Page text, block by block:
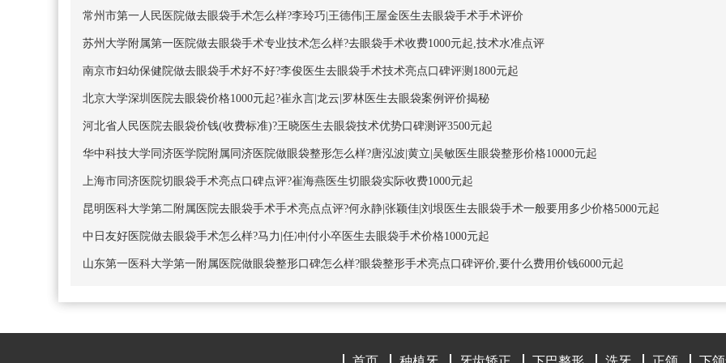
常州市第一人民医院做去眼袋手术怎么样?李玲巧|王德伟|王屋金医生去眼袋手术手术评价
苏州大学附属第一医院做去眼袋手术专业技术怎么样?去眼袋手术收费1000元起,技术水准点评
南京市妇幼保健院做去眼袋手术好不好?李俊医生去眼袋手术技术亮点口碑评测1800元起
北京大学深圳医院去眼袋价格1000元起?崔永言|龙云|罗林医生去眼袋案例评价揭秘
河北省人民医院去眼袋价钱(收费标准)?王晓医生去眼袋技术优势口碑测评3500元起
华中科技大学同济医学院附属同济医院做眼袋整形怎么样?唐泓波|黄立|吴敏医生眼袋整形价格10000元起
上海市同济医院切眼袋手术亮点口碑点评?崔海燕医生切眼袋实际收费1000元起
昆明医科大学第二附属医院去眼袋手术手术亮点点评?何永静|张颖佳|刘垠医生去眼袋手术一般要用多少价格5000元起
中日友好医院做去眼袋手术怎么样?马力|任冲|付小卒医生去眼袋手术价格1000元起
山东第一医科大学第一附属医院做眼袋整形口碑怎么样?眼袋整形手术亮点口碑评价,要什么费用价钱6000元起